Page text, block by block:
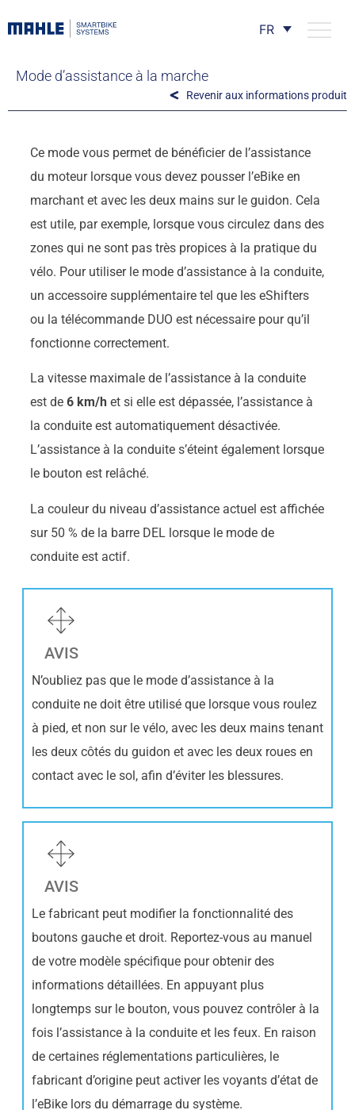
FR
Mode d’assistance à la marche
Revenir aux informations produit
Ce mode vous permet de bénéficier de l’assistance
du moteur lorsque vous devez pousser l’eBike en
marchant et avec les deux mains sur le guidon. Cela
est utile, par exemple, lorsque vous circulez dans des
zones qui ne sont pas très propices à la pratique du
vélo. Pour utiliser le mode d’assistance à la conduite,
un accessoire supplémentaire tel que les eShifters
ou la télécommande DUO est nécessaire pour qu’il
fonctionne correctement.
La vitesse maximale de l’assistance à la conduite
est de 6 km/het si elle est dépassée, l’assistance à
la conduite est automatiquement désactivée.
L’assistance à la conduite s’éteint également lorsque
le bouton est relâché.
La couleur du niveau d’assistance actuel est affichée
sur 50 % de la barre DEL lorsque le mode de
conduite est actif.
AVIS
N’oubliez pas que le mode d’assistance à la
conduite ne doit être utilisé que lorsque vous roulez
à pied, et non sur le vélo, avec les deux mains tenant
les deux côtés du guidon et avec les deux roues en
contact avec le sol, afin d’éviter les blessures.
AVIS
Le fabricant peut modifier la fonctionnalité des
boutons gauche et droit. Reportez-vous au manuel
de votre modèle spécifique pour obtenir des
informations détaillées. En appuyant plus
longtemps sur le bouton, vous pouvez contrôler à la
fois l’assistance à la conduite et les feux. En raison
de certaines réglementations particulières, le
fabricant d’origine peut activer les voyants d’état de
l’eBike lors du démarrage du système.